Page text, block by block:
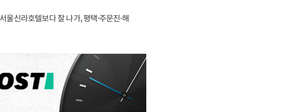
울신라호텔보다 잘 나가, 평택·주문진·해